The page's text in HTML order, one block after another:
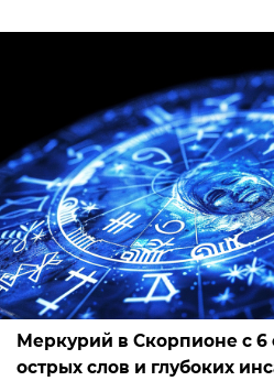
Меркурий в Скорпионе с 6
острых слов и глубоких